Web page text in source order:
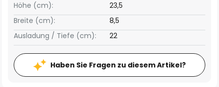
Breite (cm): 8,5
Höhe (cm): 23,5
Ausladung / Tiefe (cm): 22
Haben Sie Fragen zu diesem Artikel?